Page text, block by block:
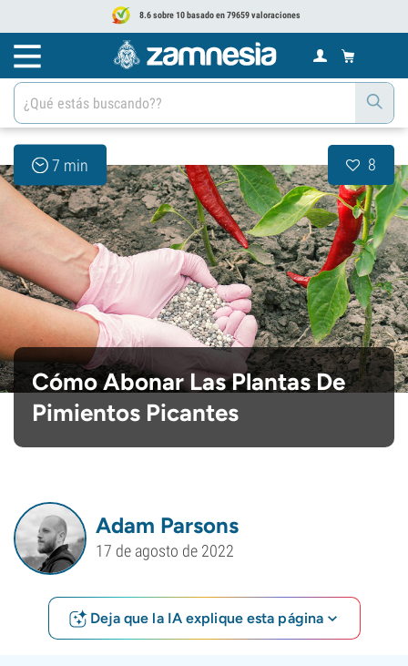
8.6 sobre 10 basado en 79659 valoraciones
7 min 8
Cómo Abonar Las Plantas De
Pimientos Picantes
Adam Parsons
17 de agosto de 2022
Deja que la IA explique esta página